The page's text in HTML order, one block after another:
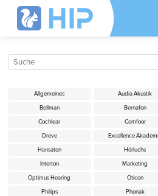
Allgemeines Audia Akustik
Bellman
Bernafon
Cochlear
Comfoor
Dreve
Excellence
Hansaton
Hörluchs
Interton
Marketing
Optimus Hearing
Oticon
Philips
Phonak